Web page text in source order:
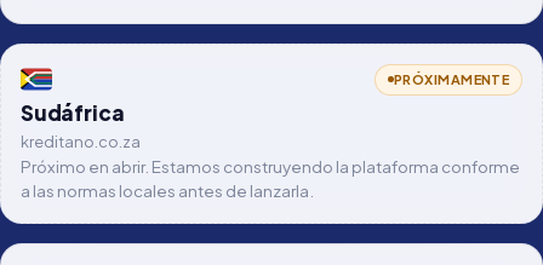
PRÓXIMAMENTE
Sudáfrica
kreditano.co.za
Próximo en abrir. Estamos construyendo la plataforma conforme
a las normas locales antes de lanzarla.